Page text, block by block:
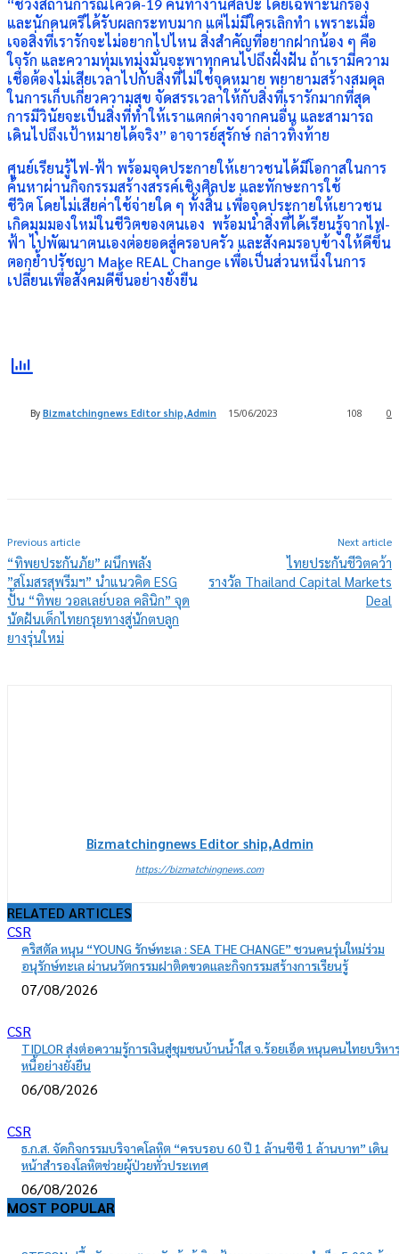
“ช่วงสถานการณ์โควิด-19 คนทำงานศิลปะ โดยเฉพาะนักร้อง
และนักดนตรีได้รับผลกระทบมาก แต่ไม่มีใครเลิกทำ เพราะเมื่อ
เจอสิ่งที่เรารักจะไม่อยากไปไหน สิ่งสำคัญที่อยากฝากน้อง ๆ คือ
ใจรัก และความทุ่มเทมุ่งมั่นจะพาทุกคนไปถึงฝั่งฝัน ถ้าเรามีความ
เชื่อต้องไม่เสียเวลาไปกับสิ่งที่ไม่ใช่จุดหมาย พยายามสร้างสมดุล
ในการเก็บเกี่ยวความสุข จัดสรรเวลาให้กับสิ่งที่เรารักมากที่สุด
การมีวินัยจะเป็นสิ่งที่ทำให้เราแตกต่างจากคนอื่น และสามารถ
เดินไปถึงเป้าหมายได้จริง” อาจารย์สุรักษ์ กล่าวทิ้งท้าย
ศูนย์เรียนรู้ไฟ-ฟ้า พร้อมจุดประกายให้เยาวชนได้มีโอกาสในการ
ค้นหาผ่านกิจกรรมสร้างสรรค์เชิงศิลปะ และทักษะการใช้
ชีวิต โดยไม่เสียค่าใช้จ่ายใด ๆ ทั้งสิ้น เพื่อจุดประกายให้เยาวชน
เกิดมุมมองใหม่ในชีวิตของตนเอง พร้อมนำสิ่งที่ได้เรียนรู้จากไฟ-
ฟ้า ไปพัฒนาตนเองต่อยอดสู่ครอบครัว และสังคมรอบข้างให้ดีขึ้น
ตอกย้ำปรัชญา Make REAL Change เพื่อเป็นส่วนหนึ่งในการ
เปลี่ยนเพื่อสังคมดีขึ้นอย่างยั่งยืน
By Bizmatchingnews Editor ship,Admin 15/06/2023 0
108
Previous article
“ทิพยประกันภัย” ผนึกพลัง
”สโมสรสุพรีมฯ” นำแนวคิด ESG
ปั้น “ทิพย วอลเลย์บอล คลินิก” จุด
นัดฝันเด็กไทยกรุยทางสู่นักตบลูก
ยางรุ่นใหม่
Next article
ไทยประกันชีวิตคว้า
รางวัล Thailand Capital Markets
Deal
Bizmatchingnews Editor ship,Admin
https://bizmatchingnews.com
RELATED ARTICLES
CSR
คริสตัล หนุน “YOUNG รักษ์ทะเล : SEA THE CHANGE” ชวนคนรุ่นใหม่ร่วม
อนุรักษ์ทะเล ผ่านนวัตกรรมฝาติดขวดและกิจกรรมสร้างการเรียนรู้
07/08/2026
CSR
TIDLOR ส่งต่อความรู้การเงินสู่ชุมชนบ้านน้ำใส จ.ร้อยเอ็ด หนุนคนไทยบริหา
หนี้อย่างยั่งยืน
06/08/2026
CSR
ธ.ก.ส. จัดกิจกรรมบริจาคโลหิต “ครบรอบ 60 ปี 1 ล้านซีซี 1 ล้านบาท” เดิน
หน้าสำรองโลหิตช่วยผู้ป่วยทั่วประเทศ
06/08/2026
MOST POPULAR